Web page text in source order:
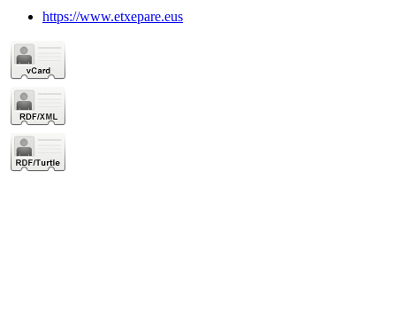
https://www.etxepare.eus